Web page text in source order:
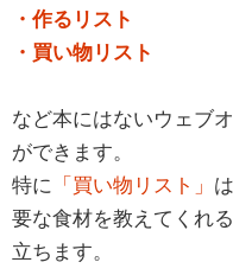
・作るリスト
・買い物リスト
など本にはないウェブ
ができます。
特に 「買い物リスト」
要な食材を教えてくれ
立ちます。